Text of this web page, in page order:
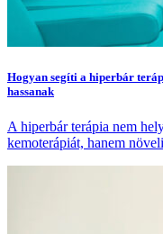
Hogyan segíti a hiperbár
hassanak
A hiperbár terápia nem
kemoterápiát, hanem